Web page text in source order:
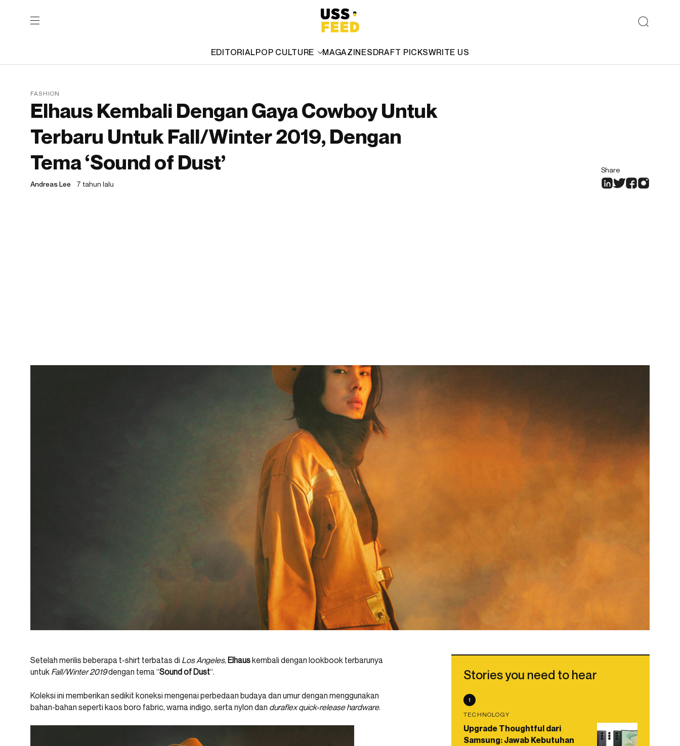
EDITORIALPOP CULTURE MAGAZINESDRAFT PICKSWRITE US
FASHION
Elhaus Kembali Dengan Gaya Cowboy Untuk
Terbaru Untuk Fall/Winter 2019, Dengan
Tema ‘Sound of Dust’
Andreas Lee 7 tahun lalu
Share
Setelah merilis beberapa t-shirt terbatas di Los Angeles, Elhauskembali dengan lookbook terbarunya
untuk Fall/Winter 2019dengan tema “Sound of Dust“.
Koleksi ini memberikan sedikit koneksi mengenai perbedaan budaya dan umur dengan menggunakan
bahan-bahan seperti kaos boro fabric, warna indigo, serta nylon dan duraflex quick-release hardware.
Stories you need to hear
1
TECHNOLOGY
Upgrade Thoughtful dari
Samsung: Jawab Kebutuhan